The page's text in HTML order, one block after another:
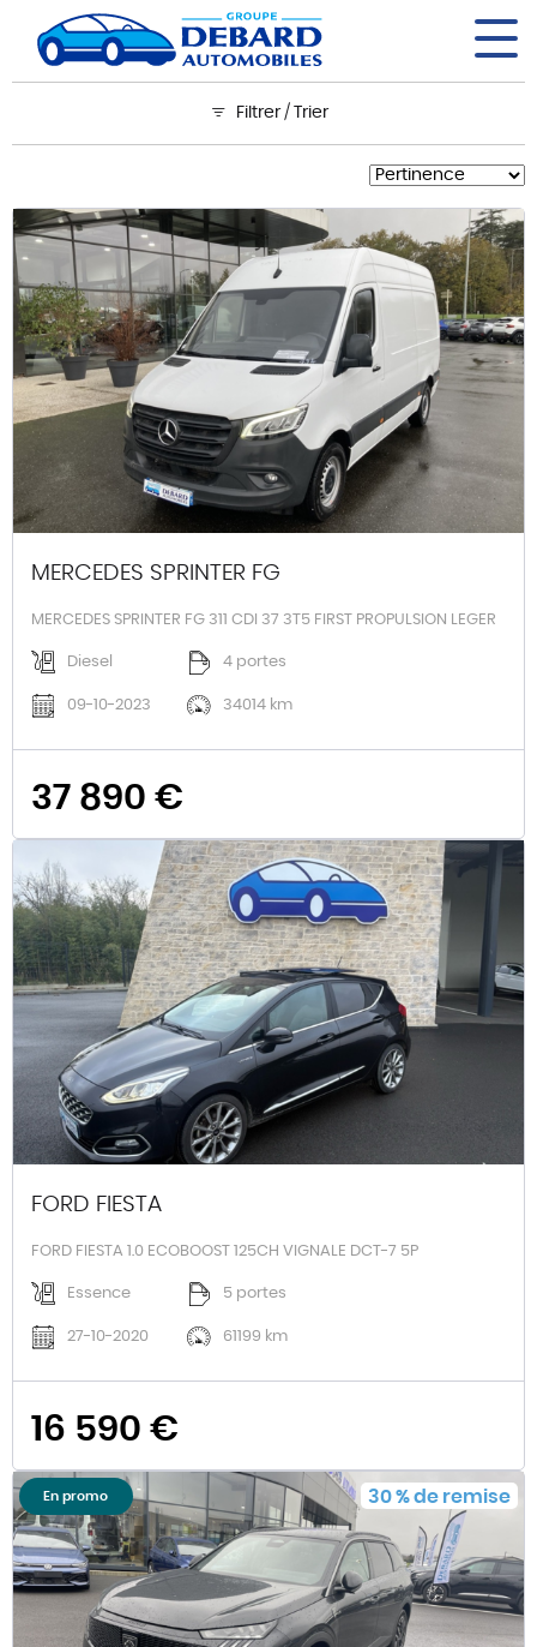
Filtrer / Trier
MERCEDES SPRINTER FG
MERCEDES SPRINTER FG 311 CDI 37 3T5 FIRST PROPULSION LEGER
Diesel 4 portes
09-10-2023 34014 km
37 890 €
FORD FIESTA
FORD FIESTA 1.0 ECOBOOST 125CH VIGNALE DCT-7 5P
Essence 5 portes
27-10-2020 61199 km
16 590 €
En promo 30%de remise
Panneau de gestion des cookies